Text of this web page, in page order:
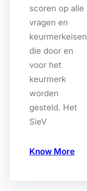
scoren op alle
vragen en
keurmerkeisen
die door en
voor het
keurmerk
worden
gesteld. Het
SieV
Know More